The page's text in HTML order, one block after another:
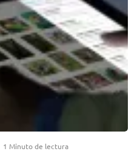
1 Minuto de lectura